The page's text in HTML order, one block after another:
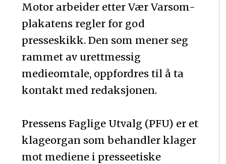
Motor arbeider etter Vær Varsom-
plakatens regler for god
presseskikk. Den som mener seg
rammet av urettmessig
medieomtale, oppfordres til å ta
kontakt med redaksjonen.
Pressens Faglige Utvalg (PFU) er et
klageorgan som behandler klager
mot mediene i presseetiske